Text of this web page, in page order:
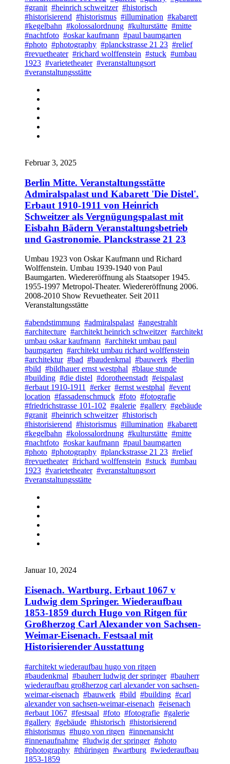
#granit #heinrich schweitzer #historisch
#historisierend #historismus #illumination #kabarett
#kegelbahn #kolossalordnung #kulturstätte #mitte
#nachtfoto #oskar kaufmann #paul baumgarten
#photo #photography #planckstrasse 21 23 #relief
#revuetheater #richard wolffenstein #stuck #umbau
1923 #varietetheater #veranstaltungsort
#veranstaltungsstätte
Februar 3, 2025
Berlin Mitte. Veranstaltungsstätte
Admiralspalast und Kabarett 'Die Distel'.
Erbaut 1910-1911 von Heinrich
Schweitzer als Vergnügungspalast mit
Eisbahn Bädern Veranstaltungsbetrieb
und Gastronomie. Planckstrasse 21 23
Umbau 1923 von Oskar Kaufmann und Richard
Wolffenstein. Umbau 1939-1940 von Paul
Baumgarten. Wiedereröffnung als Staatsoper 1945.
1955-1997 Metropol-Theater. Wiedereröffnung 2006.
2008-2010 Show Revuetheater. Seit 2011
Veranstaltungsstätte
#abendstimmung #admiralspalast #angestrahlt
#architecture #architekt heinrich schweitzer #architekt
umbau oskar kaufmann #architekt umbau paul
baumgarten #architekt umbau richard wolffenstein
#architektur #bad #baudenkmal #bauwerk #berlin
#bild #bildhauer ernst westphal #blaue stunde
#building #die distel #dorotheenstadt #eispalast
#erbaut 1910-1911 #erker #ernst westphal #event
location #fassadenschmuck #foto #fotografie
#friedrichstrasse 101-102 #galerie #gallery #gebäude
#granit #heinrich schweitzer #historisch
#historisierend #historismus #illumination #kabarett
#kegelbahn #kolossalordnung #kulturstätte #mitte
#nachtfoto #oskar kaufmann #paul baumgarten
#photo #photography #planckstrasse 21 23 #relief
#revuetheater #richard wolffenstein #stuck #umbau
1923 #varietetheater #veranstaltungsort
#veranstaltungsstätte
Januar 10, 2024
Eisenach. Wartburg. Erbaut 1067 v
Ludwig dem Springer. Wiederaufbau
1853-1859 durch Hugo von Ritgen für
Großherzog Carl Alexander von Sachsen-
Weimar-Eisenach. Festsaal mit
Historisierender Ausstattung
#architekt wiederaufbau hugo von ritgen
#baudenkmal #bauherr ludwig der springer #bauherr
wiederaufbau großherzog carl alexander von sachsen-
weimar-eisenach #bauwerk #bild #building #carl
alexander von sachsen-weimar-eisenach #eisenach
#erbaut 1067 #festsaal #foto #fotografie #galerie
#gallery #gebäude #historisch #historisierend
#historismus #hugo von ritgen #innenansicht
#innenaufnahme #ludwig der springer #photo
#photography #thüringen #wartburg #wiederaufbau
1853-1859